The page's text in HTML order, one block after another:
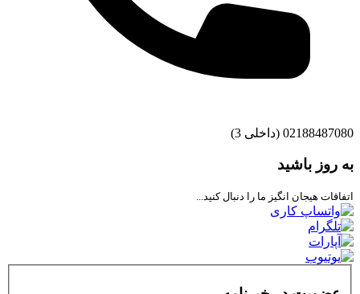
02188487080 (داخلی 3)
به روز باشید
اتفاقات هیجان انگیز ما را دنبال کنید...